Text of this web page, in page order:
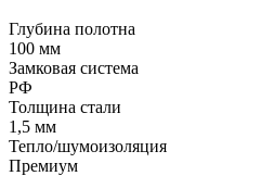
Глубина полотна
100 мм
Замковая система
РФ
Толщина стали
1,5 мм
Тепло/шумоизоляция
Премиум